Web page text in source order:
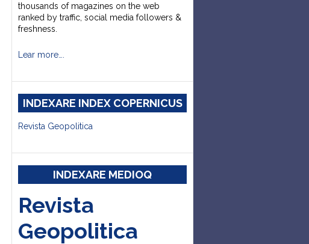
thousands of magazines on the web
ranked by traffic, social media followers &
freshness.
Lear more….
INDEXARE INDEX COPERNICUS
Revista Geopolitica
INDEXARE MEDIOQ
Revista
Geopolitica